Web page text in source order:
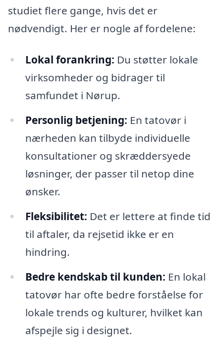
studiet flere gange, hvis det er
nødvendigt. Her er nogle af fordelene:
Lokal forankring: Du støtter lokale
virksomheder og bidrager til
samfundet i Nørup.
Personlig betjening: En tatovør i
nærheden kan tilbyde individuelle
konsultationer og skræddersyede
løsninger, der passer til netop dine
ønsker.
Fleksibilitet: Det er lettere at finde tid
til aftaler, da rejsetid ikke er en
hindring.
Bedre kendskab til kunden: En lokal
tatovør har ofte bedre forståelse for
lokale trends og kulturer, hvilket kan
afspejle sig i designet.